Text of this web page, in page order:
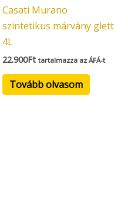
Casati Murano
szintetikus márvány glett
4L
22.900Ft tartalmazza az ÁFÁ-t
Tovább olvasom